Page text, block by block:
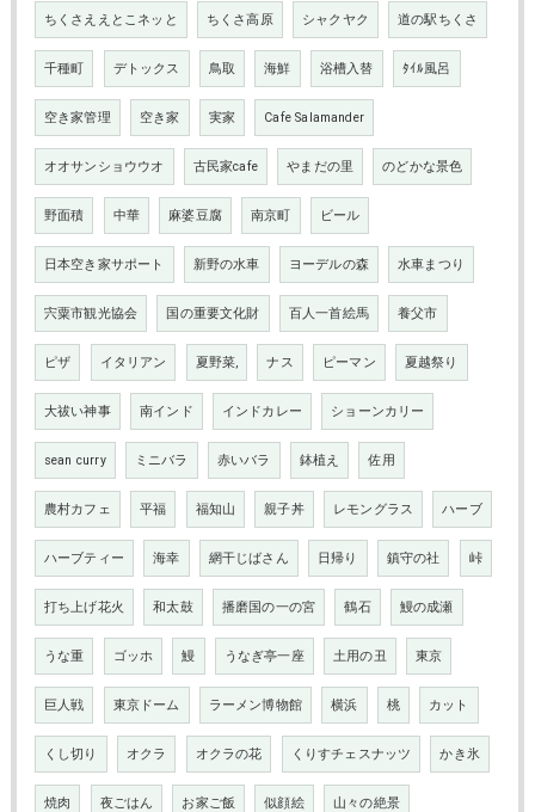
ちくさええとこネッと ちくさ高原 シャクヤク 道の駅ちくさ
千種町 デトックス 鳥取 海鮮 浴槽入替 ﾀｲﾙ風呂
空き家管理 空き家 実家 Cafe Salamander
オオサンショウウオ 古民家cafe やまだの里 のどかな景色
野面積 中華 麻婆豆腐 南京町 ビール
日本空き家サポート 新野の水車 ヨーデルの森 水車まつり
宍粟市観光協会 国の重要文化財 百人一首絵馬 養父市
ピザ イタリアン 夏野菜, ナス ピーマン 夏越祭り
大祓い神事 南インド インドカレー ショーンカリー
sean curry ミニバラ 赤いバラ 鉢植え 佐用
農村カフェ 平福 福知山 親子丼 レモングラス ハーブ
ハーブティー 海幸 網干じばさん 日帰り 鎮守の社 峠
打ち上げ花火 和太鼓 播磨国の一の宮 鶴石 鰻の成瀬
うな重 ゴッホ 鰻 うなぎ亭一座 土用の丑 東京
巨人戦 東京ドーム ラーメン博物館 横浜 桃 カット
くし切り オクラ オクラの花 くりすチェスナッツ かき氷
焼肉 夜ごはん お家ご飯 似顔絵 山々の絶景